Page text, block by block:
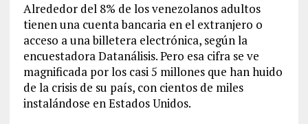
Alrededor del 8% de los venezolanos adultos
tienen una cuenta bancaria en el extranjero o
acceso a una billetera electrónica, según la
encuestadora Datanálisis. Pero esa cifra se ve
magnificada por los casi 5 millones que han huido
de la crisis de su país, con cientos de miles
instalándose en Estados Unidos.